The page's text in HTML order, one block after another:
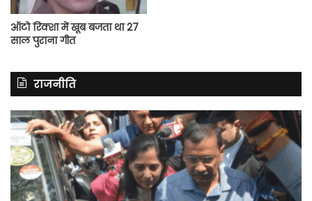
ऑटो रिक्शा में खूब बजता था 27
साल पुराना गीत
राजनीति